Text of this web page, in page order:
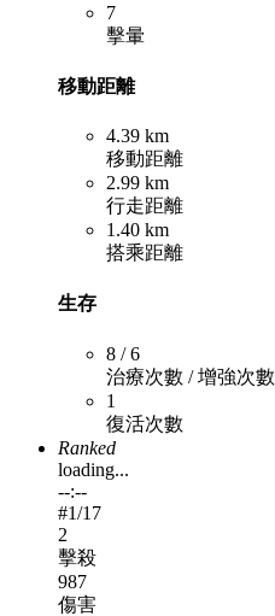
7
擊暈
移動距離
4.39 km
移動距離
2.99 km
行走距離
1.40 km
搭乘距離
生存
8 / 6
治療次數 / 增強次數
1
復活次數
Ranked
loading...
--:--
#1/17
2
擊殺
987
傷害